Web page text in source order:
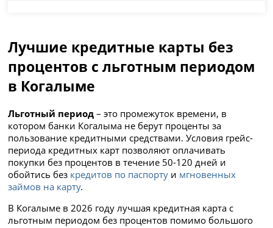
Лучшие кредитные карты без
процентов с льготным периодом
в Когалыме
Льготный период – это промежуток времени, в
котором банки Когалыма не берут проценты за
пользование кредитными средствами. Условия грейс-
периода кредитных карт позволяют оплачивать
покупки без процентов в течение 50-120 дней и
обойтись без кредитов по паспорту и мгновенных
займов на карту.
В Когалыме в 2026 году лучшая кредитная карта с
льготным периодом без процентов помимо большого